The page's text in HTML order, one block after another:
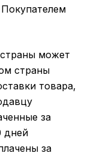
может
страны
товара,
за
дней
за